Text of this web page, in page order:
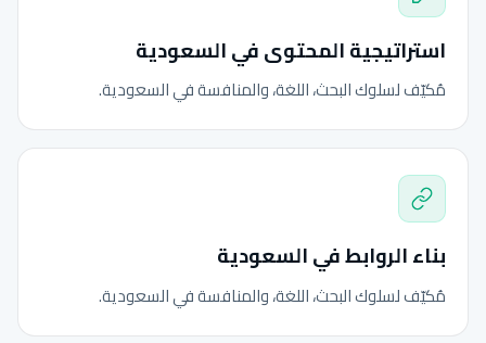
استراتيجية المحتوى في السعودية
مُكيّف لسلوك البحث، اللغة، والمنافسة في السعودية.
بناء الروابط في السعودية
مُكيّف لسلوك البحث، اللغة، والمنافسة في السعودية.